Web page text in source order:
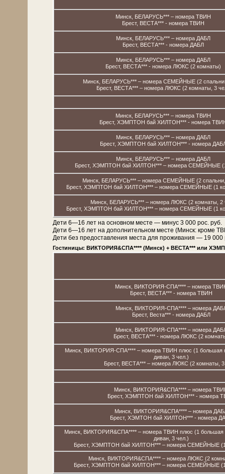
Минск, БЕЛАРУСЬ*** – номера ТВИН
Брест, ВЕСТА*** - номера ТВИН
Минск, БЕЛАРУСЬ*** – номера ДАБЛ
Брест, ВЕСТА*** - номера ДАБЛ
Минск, БЕЛАРУСЬ*** – номера ДАБЛ
Брест, ВЕСТА*** - номера ЛЮКС (2 комнаты)
Минск, БЕЛАРУСЬ*** – номера СЕМЕЙНЫЕ (2
Брест, ВЕСТА*** – номера ЛЮКС (2 комнаты, 3
Минск, БЕЛАРУСЬ*** – номера ТВИН
Брест, ХЭМПТОН бай ХИЛТОН*** - номера
Минск, БЕЛАРУСЬ*** – номера ДАБЛ
Брест, ХЭМПТОН бай ХИЛТОН*** - номера
Минск, БЕЛАРУСЬ*** – номера ДАБЛ
Брест, ХЭМПТОН бай ХИЛТОН*** – номера СЕМЕЙНЫЕ
Минск, БЕЛАРУСЬ*** – номера СЕМЕЙНЫЕ (2 спальни,
Брест, ХЭМПТОН бай ХИЛТОН*** – номера СЕМЕЙНЫЕ (1
Минск, БЕЛАРУСЬ*** – номера ЛЮКС (2 комнаты, 2
Брест, ХЭМПТОН бай ХИЛТОН*** – номера СЕМЕЙНЫЕ (1
Дети 6—16 лет на основном месте — минус 3 000 рос. руб.
Дети 6—16 лет на дополнительном месте (Минск:
Дети без предоставления места для проживания — 19 000
Гостиницы: ВИКТОРИЯ&СПА**** (Минск) + ВЕСТА*** или
Минск, ВИКТОРИЯ-СПА**** – номера
Брест, ВЕСТА*** - номера ТВИН
Минск, ВИКТОРИЯ-СПА**** – номера
Брест, Веста*** - номера ДАБЛ
Минск, ВИКТОРИЯ-СПА**** – номера
Брест, ВЕСТА*** - номера ЛЮКС (2
Минск, ВИКТОРИЯ-СПА**** – номера ТВИН плюс (1 большая
диван, 3 чел.)
Брест, ВЕСТА*** – номера ЛЮКС (2 комнаты, 3
Минск, ВИКТОРИЯ&СПА**** – номера
Брест, ХЭМПТОН бай ХИЛТОН*** - номера
Минск, ВИКТОРИЯ&СПА**** – номера
Брест, ХЭМТОН бай ХИЛТОН*** - номера
Минск, ВИКТОРИЯ&СПА**** – номера ТВИН плюс (1 большая
диван, 3 чел.)
Брест, ХЭМПТОН бай ХИЛТОН*** – номера СЕМЕЙНЫЕ (1
Минск, ВИКТОРИЯ&СПА**** – номера ЛЮКС (2
Брест, ХЭМПТОН бай ХИЛТОН*** – номера СЕМЕЙНЫЕ (1